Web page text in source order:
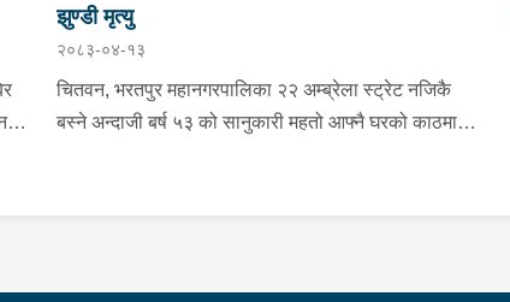
झुण्डी मृत्यु
२०८३-०४-१३
चितवन, भरतपुर महानगरपालिका २२ अम्ब्रेला स्ट्रेट नजिकै
बस्ने अन्दाजी बर्ष ५३ को सानुकारी महतो आफ्नै घरको काठमा